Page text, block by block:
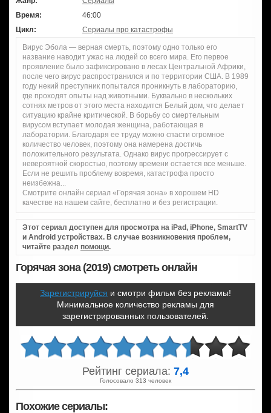
Время:
46:00
Цикл:
Сериалы про катастрофы
Вирус Эбола — верная смерть, поэтому одно только его
название наводит ужас на людей со всего мира. Его первое
проявление было зафиксировано в лесах Центральной Африки,
после чего вирус распространился и по территории США. В 1989
году некий преступник попытался проникнуть в лабораторию,
где проходят опыты над животными. Буквально в нескольких
сотнях метров от этого места находится Белый дом, что делает
ситуацию крайне критической. В борьбу со смертельным
вирусом вступает молодая женщина, работающая в
лаборатории. Благодаря ее труду можно спасти огромное
количество человек, поэтому она намерена достичь
положительного результата. Однако вирус прогрессирует с
невероятной скоростью, поэтому времени остается все меньше.
Если не решить проблему вовремя, катастрофа просто
неизбежна...
Смотрите онлайн сериал «Горячая зона» в хорошем HD
качестве на нашем сайте, бесплатно и без регистрации.
Этот сериал доступен для просмотра на iPad, iPhone, SmartTV
и Android устройствах. В случае возникновения проблем,
читайте раздел помощи.
Горячая зона (2019) смотреть онлайн
Зарегистрируйся и смотри фильм без рекламы!
Минимальное количество рекламы для
зарегистрированных пользователей.
Рейтинг сериала: 7,4
Голосовало 313 человек
Похожие сериалы: